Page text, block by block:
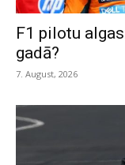
F1 pilotu
gadā?
7. August, 2026